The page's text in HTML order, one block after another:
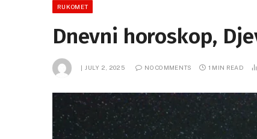
RUKOMET
Dnevni horoskop,
JULY 2, 2025 NO COMMENTS 1 MIN READ